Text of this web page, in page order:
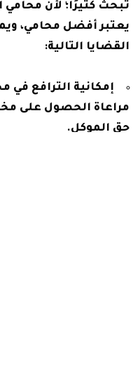
تبحث كثيرًا؛ لأن
يعتبر أفضل محامي،
القضايا التالية:
إمكانية الترافع في
مراعاة الحصول على
حق الموكل.